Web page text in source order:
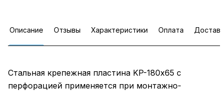
Описание Отзывы Характеристики Оплата
Стальная крепежная пластина KP-180х65 с
перфорацией применяется при монтажно-